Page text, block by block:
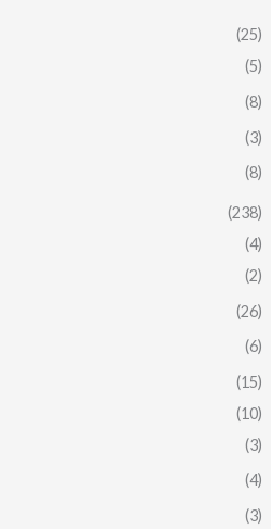
(25)
(5)
(8)
(3)
(8)
(238)
(4)
(2)
(26)
(6)
(15)
(10)
(3)
(4)
(3)